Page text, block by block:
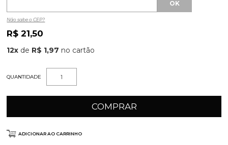
Não sabe o CEP?
R$ 21,50
12x de R$ 1,97
QUANTIDADE
COMPRAR
ADICIONAR AO CARRINHO